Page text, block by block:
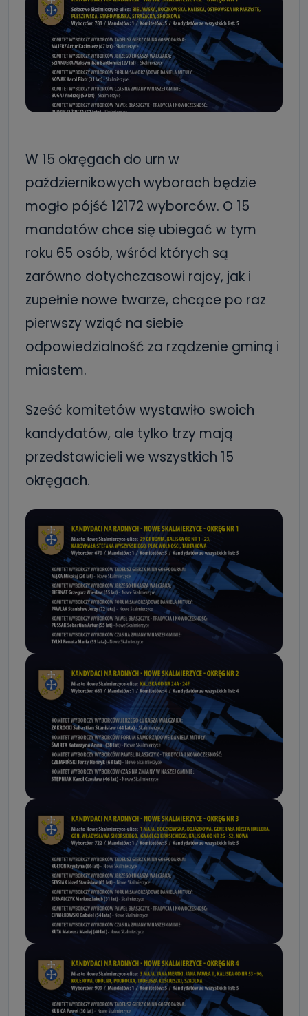
W 15 okręgach do urn w
październikowych wyborach będzie
mogło pójść 12172 wyborców. O 15
mandatów chce się ubiegać w tym
roku 65 osób, wśród których są
zarówno dotychczasowi rajcy, jak i
zupełnie nowe twarze, chcące po raz
pierwszy wziąć na siebie
odpowiedzialność za rządzenie gminą i
miastem.
Sześć komitetów wystawiło swoich
kandydatów, ale tylko trzy mają
przedstawicieli we wszystkich 15
okręgach.